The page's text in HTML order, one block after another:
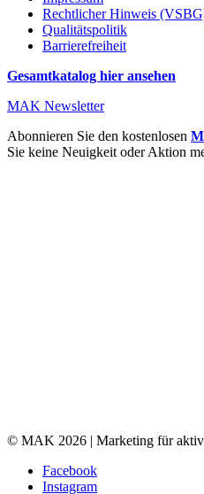
Rechtlicher Hinweis
Qualitätspolitik
Barrierefreiheit
Gesamtkatalog hier ansehen
MAK Newsletter
Abonnieren Sie den kostenlosen
Sie keine Neuigkeit oder Aktion
© MAK 2026 | Marketing für
Facebook
Instagram